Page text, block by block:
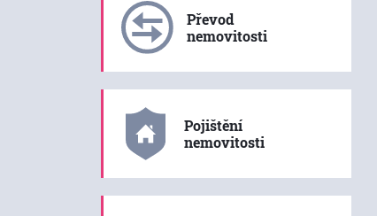
Převod
nemovitosti
Pojištění
nemovitosti